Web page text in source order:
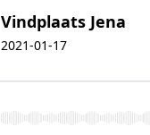
Vindplaats Jena
2021-01-17